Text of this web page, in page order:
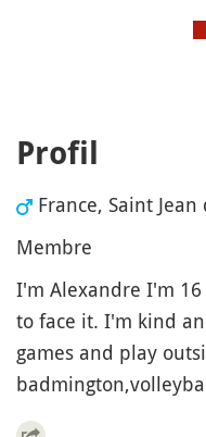
Profil
France, Saint Jean
Membre
I'm Alexandre I'm
to face it. I'm kind
games and play